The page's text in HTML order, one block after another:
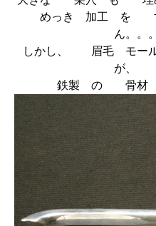
めっき 加工 を
ん。。
しかし、 眉毛 モ
が、
鉄製 の 骨材